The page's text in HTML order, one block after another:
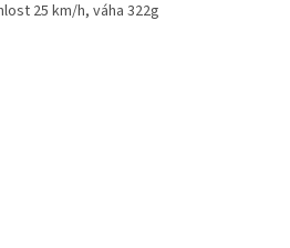
25 km/h, váha 322g